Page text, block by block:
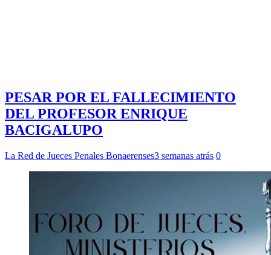
PESAR POR EL FALLECIMIENTO
DEL PROFESOR ENRIQUE
BACIGALUPO
La Red de Jueces Penales Bonaerenses3 semanas atrás 0